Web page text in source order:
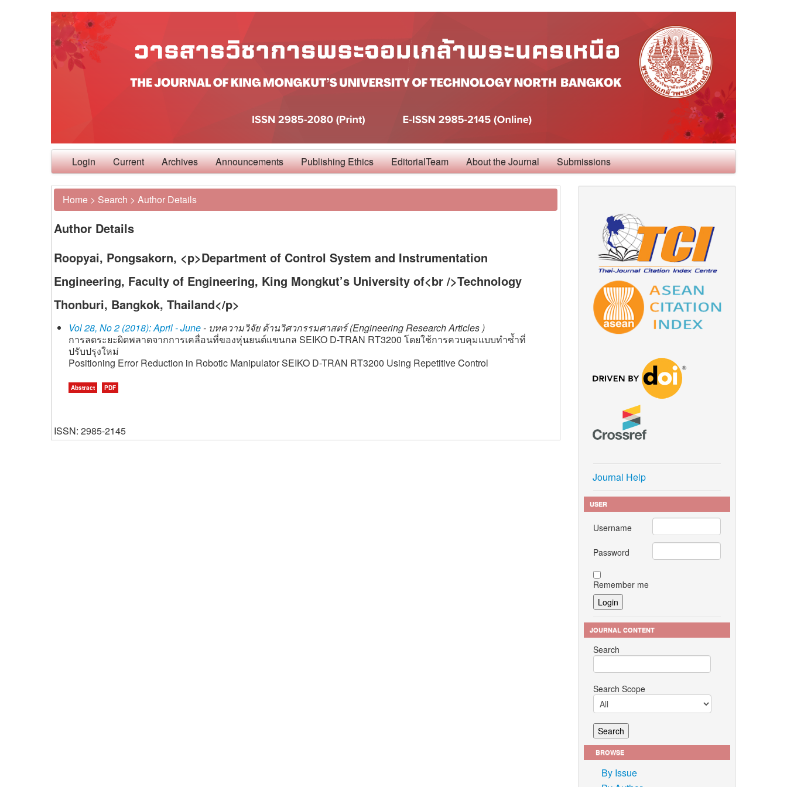
Login Current Archives Announcements Publishing Ethics EditorialTeam About the Journal Submissions
Home > Search > Author Details
Author Details
Roopyai, Pongsakorn, <p>Department of Control System and Instrumentation
Engineering, Faculty of Engineering, King Mongkut’s University of<br />Technology
Thonburi, Bangkok, Thailand</p>
Vol 28, No 2 (2018): April - June- บทความวิจัย ด้านวิศวกรรมศาสตร์ (Engineering Research Articles )
การลดระยะผิดพลาดจากการเคลื่อนที่ของหุ่นยนต์แขนกล SEIKO D-TRAN RT3200 โดยใช้การควบคุมแบบทำซ้ำที่
ปรับปรุงใหม่
Positioning Error Reduction in Robotic Manipulator SEIKO D-TRAN RT3200 Using Repetitive Control
Abstract PDF
ISSN: 2985-2145
Journal Help
USER
Username
Password
Remember me
JOURNAL CONTENT
Search
Search Scope
BROWSE
By Issue